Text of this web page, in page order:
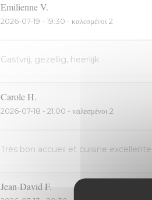
EmilienneV
2026-07-19 - 19:30 - καλεσμένοι 2
Gastvrij, gezellig, heerlijk
CaroleH
2026-07-18 - 21:00 - καλεσμένοι 2
Très bon accueil et cuisine
Jean-David F